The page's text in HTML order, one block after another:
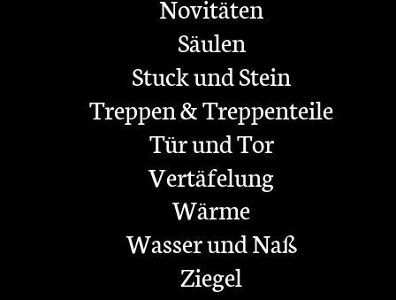
Novitäten
Säulen
Stuck und Stein
Treppen & Treppenteile
Tür und Tor
Vertäfelung
Wärme
Wasser und Naß
Ziegel